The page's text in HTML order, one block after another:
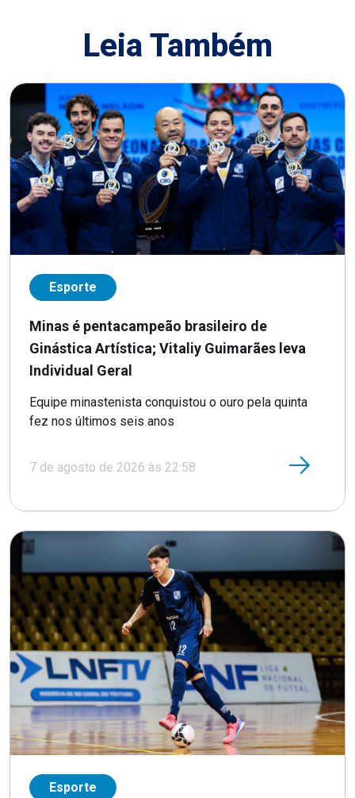
Leia Também
Esporte
Minas é pentacampeão brasileiro de
Ginástica Artística; Vitaliy Guimarães leva
Individual Geral
Equipe minastenista conquistou o ouro pela quinta
fez nos últimos seis anos
7 de agosto de 2026 às 22:58
Esporte